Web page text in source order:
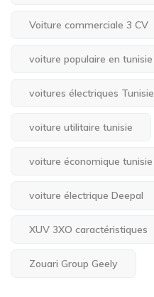
Voiture commerciale 3 CV
voiture populaire en tunisie
voitures électriques Tunisie
voiture utilitaire tunisie
voiture économique tunisie
voiture électrique Deepal
XUV 3XO caractéristiques
Zouari Group Geely